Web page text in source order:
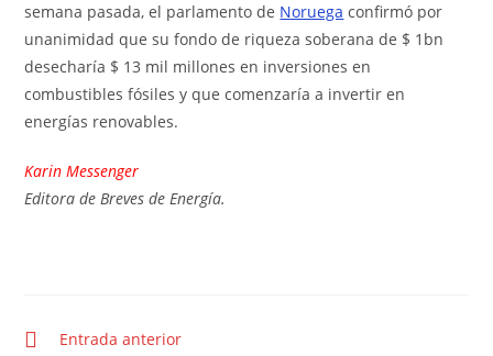
semana pasada, el parlamento de Noruega confirmó por
unanimidad que su fondo de riqueza soberana de $ 1bn
desecharía $ 13 mil millones en inversiones en
combustibles fósiles y que comenzaría a invertir en
energías renovables.
Karin Messenger
Editora de Breves de Energía.
Entrada anterior